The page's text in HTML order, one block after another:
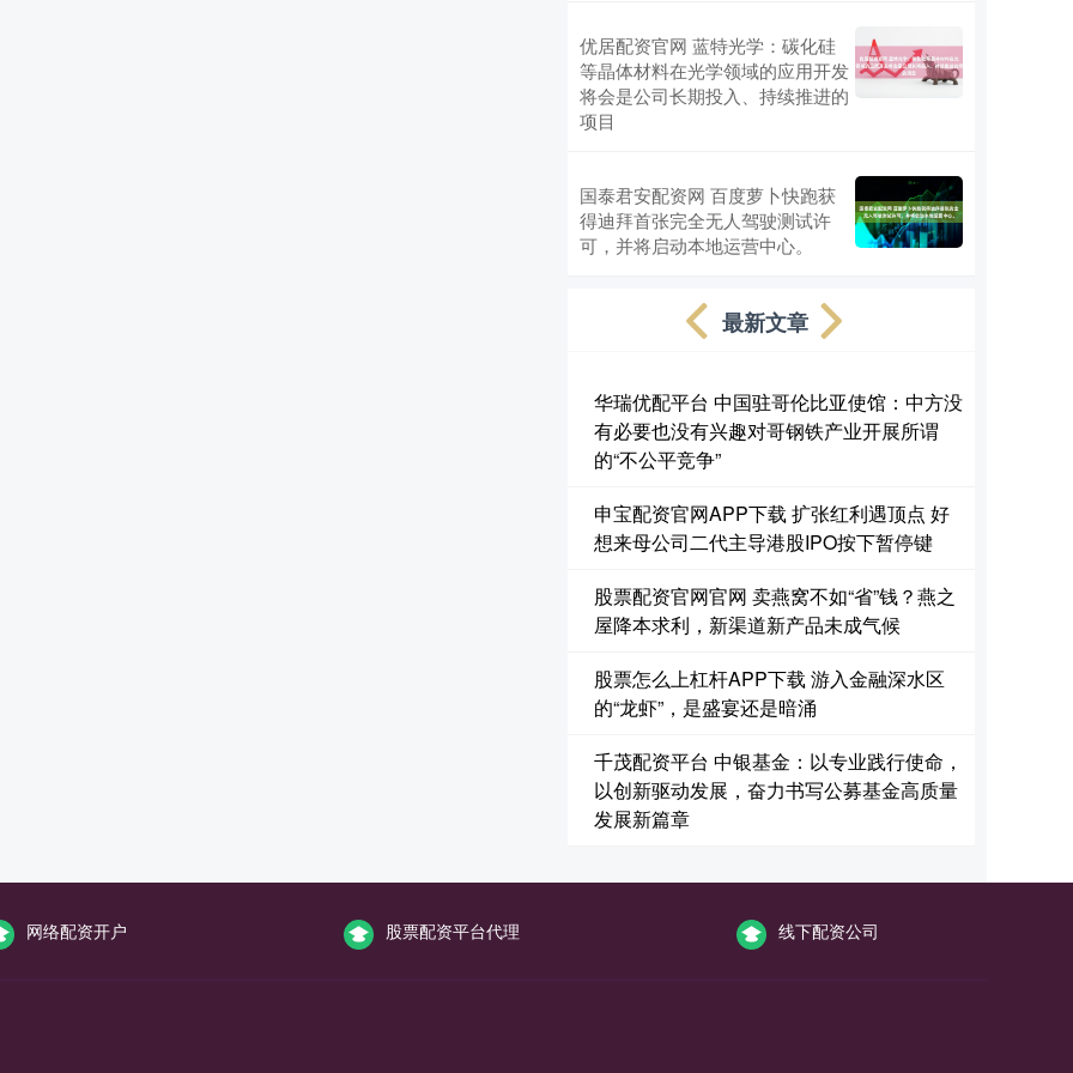
优居配资官网 蓝特光学：碳化硅
等晶体材料在光学领域的应用开发
将会是公司长期投入、持续推进的
项目
国泰君安配资网 百度萝卜快跑获
得迪拜首张完全无人驾驶测试许
可，并将启动本地运营中心。
最新文章
华瑞优配平台 中国驻哥伦比亚使馆：中方没
有必要也没有兴趣对哥钢铁产业开展所谓
的“不公平竞争”
申宝配资官网APP下载 扩张红利遇顶点 好
想来母公司二代主导港股IPO按下暂停键
股票配资官网官网 卖燕窝不如“省”钱？燕之
屋降本求利，新渠道新产品未成气候
股票怎么上杠杆APP下载 游入金融深水区
的“龙虾”，是盛宴还是暗涌
千茂配资平台 中银基金：以专业践行使命，
以创新驱动发展，奋力书写公募基金高质量
发展新篇章
网络配资开户 股票配资平台代理 线下配资公司